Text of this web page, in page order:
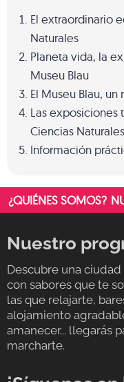
El extraordinario
Naturales
Planeta vida, la
Museu Blau
El Museu Blau,
Las exposiciones
Ciencias Naturales
Información
¿QUIÉNES SOMOS?
Nuestro
Descubre una
con sabores que te
las que relajarte,
alojamiento
amanecer... llegarás
marcharte.